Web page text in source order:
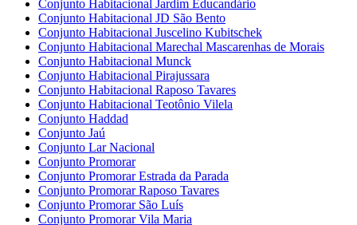
Conjunto Habitacional Jardim Educandário
Conjunto Habitacional JD São Bento
Conjunto Habitacional Juscelino Kubitschek
Conjunto Habitacional Marechal Mascarenhas de Morais
Conjunto Habitacional Munck
Conjunto Habitacional Pirajussara
Conjunto Habitacional Raposo Tavares
Conjunto Habitacional Teotônio Vilela
Conjunto Haddad
Conjunto Jaú
Conjunto Lar Nacional
Conjunto Promorar
Conjunto Promorar Estrada da Parada
Conjunto Promorar Raposo Tavares
Conjunto Promorar São Luís
Conjunto Promorar Vila Maria